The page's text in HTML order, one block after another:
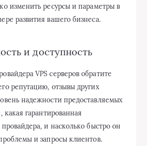
изменить ресурсы и параметры в
развития вашего бизнеса.
и доступность
VPS серверов обратите
репутацию, отзывы других
надежности предоставляемых
какая гарантированная
провайдера, и насколько быстро он
и запросы клиентов.